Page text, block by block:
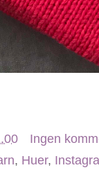
Ingen
, Huer,